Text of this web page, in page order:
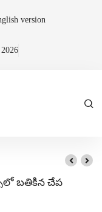
version
బతికిన చేప